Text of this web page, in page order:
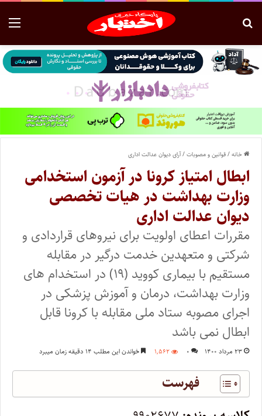
خانه/قوانین و مصوبات/آرای دیوان عدالت اداری
ابطال امتیاز کرونا در آزمون استخدامی
وزارت بهداشت در هیات تخصصی
دیوان عدالت اداری
مقررات اعطای اولویت برای نیروهای قراردادی و
شرکتی و متعهدین خدمت درگیر در مقابله
مستقیم با بیماری کووید (۱۹) در استخدام‌ های
وزارت بهداشت، درمان و آموزش پزشکی در
اجرای مصوبه ستاد ملی مقابله با کرونا قابل
ابطال نمی باشد
۲۳ مرداد ۱۴۰۰ ۰ ۱,۵۶۲ خواندن این مطلب ۱۴ دقیقه زمان میبرد
فهرست